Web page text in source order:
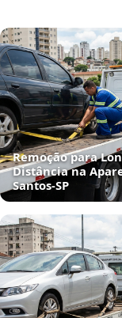
Remoção para
Distância na
Santos‑SP